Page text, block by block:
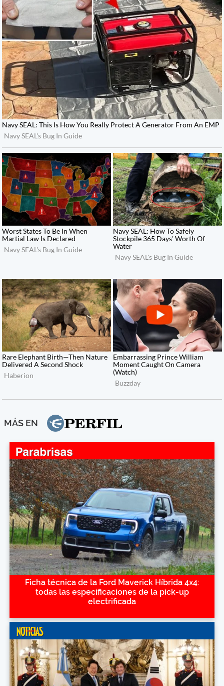
MÁS EN
Ficha técnica de la Ford Maverick Híbrida 4x4:
todas las especificaciones de la pick-up
electrificada